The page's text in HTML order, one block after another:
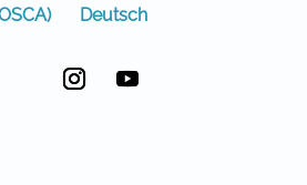
Deutsch